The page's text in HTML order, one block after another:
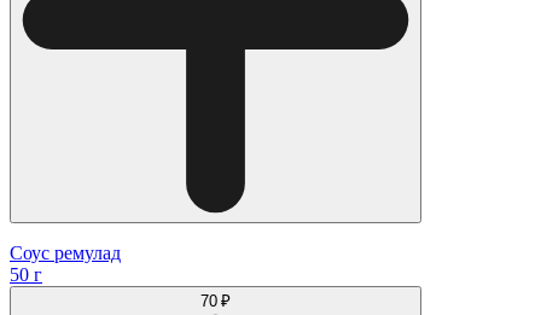
Соус ремулад
50 г
70 ₽